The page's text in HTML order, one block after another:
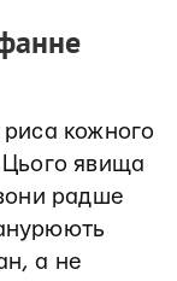
риса кожного
Цього явища
радше
а не